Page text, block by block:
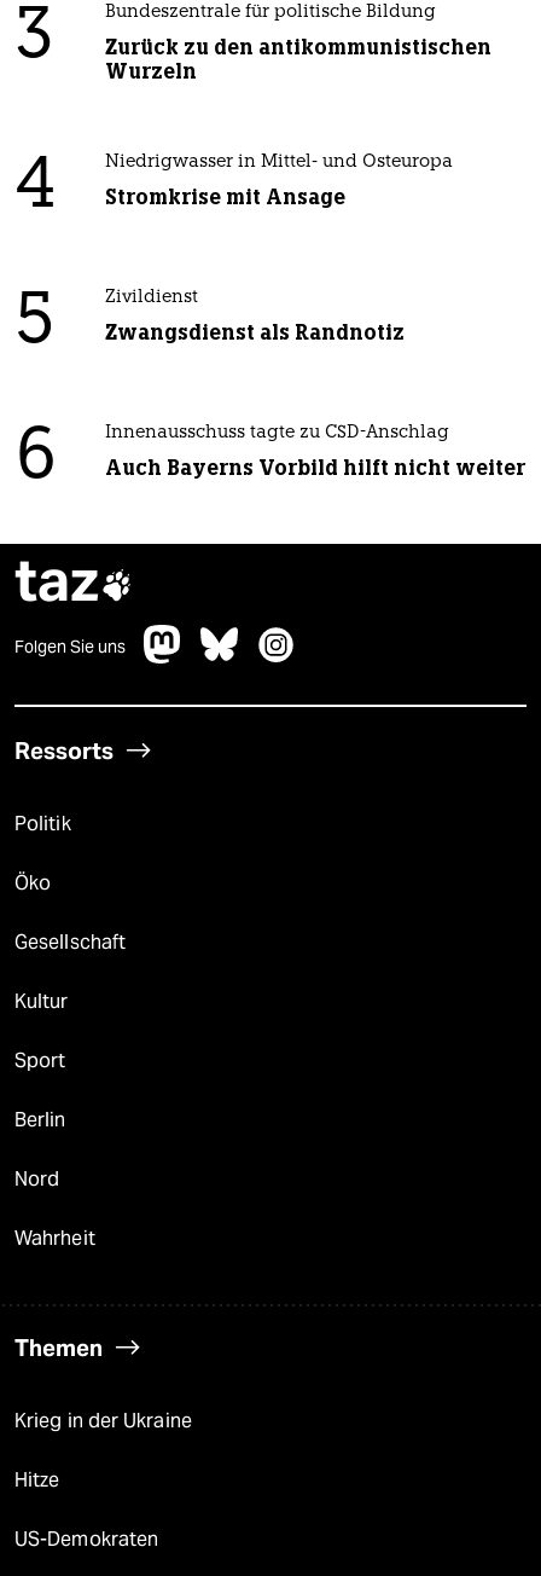
3 Bundeszentrale für politische Bildung
Zurück zu den antikommunistischen
Wurzeln
4 Niedrigwasser in Mittel- und Osteuropa
Stromkrise mit Ansage
5 Zivildienst
Zwangsdienst als Randnotiz
6 Innenausschuss tagte zu CSD-Anschlag
Auch Bayerns Vorbild hilft nicht weiter
taz
Folgen Sie uns
Ressorts
Politik
Öko
Gesellschaft
Kultur
Sport
Berlin
Nord
Wahrheit
Themen
Krieg in der Ukraine
Hitze
US-Demokraten